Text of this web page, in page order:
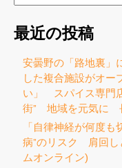
最近の投稿
安曇野の「路地裏
した複合施設がオー
い」 スパイス専門
街” 地域を元気に
「自律神経が何度
病”のリスク 肩回し
ムオンライン)